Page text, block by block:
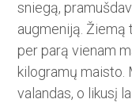
sniegą,
augmeniją. Žiemą
per parą vienam
kilogramų maisto.
valandas, o likusį